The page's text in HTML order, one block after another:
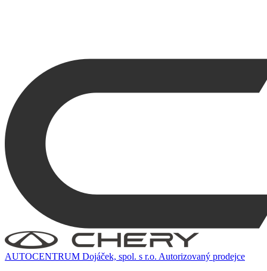
AUTOCENTRUM Dojáček, spol. s r.o. Autorizovaný prodejce